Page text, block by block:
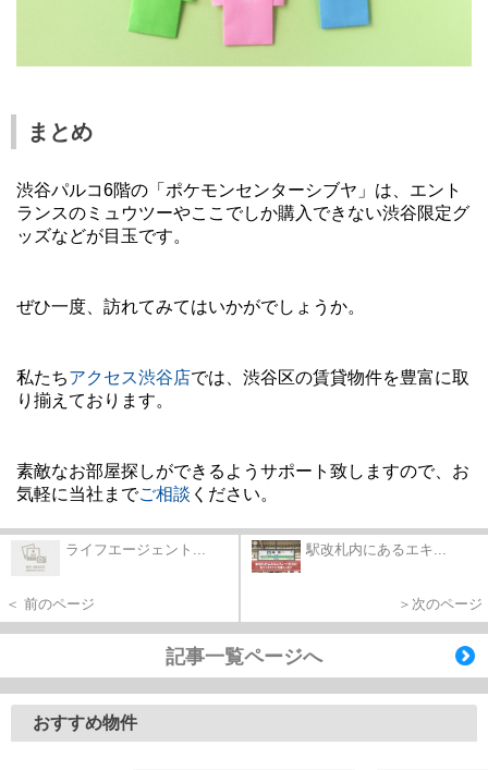
まとめ
渋谷パルコ6階の「ポケモンセンターシブヤ」は、エント
ランスのミュウツーやここでしか購入できない渋谷限定グ
ッズなどが目玉です。
ぜひ一度、訪れてみてはいかがでしょうか。
私たちアクセス渋谷店では、渋谷区の賃貸物件を豊富に取
り揃えております。
素敵なお部屋探しができるようサポート致しますので、お
気軽に当社までご相談 ください。
ライフエージェント...
＜ 前のページ
駅改札内にあるエキ...
＞次のページ
記事一覧ページへ
おすすめ物件